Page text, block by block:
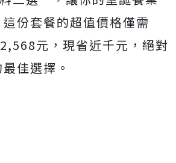
份套餐的超值價格僅需
元，現省近千元，絕對
佳選擇。